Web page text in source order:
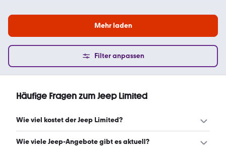
Mehr laden
Filter anpassen
Häufige Fragen zum Jeep Limited
Wie viel kostet der Jeep Limited?
Ein guter Preis für einen Jeep Limited liegt zwischen 13.459
Wie viele Jeep-Angebote gibt es aktuell?